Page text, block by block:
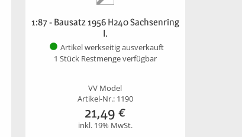
1:87 - Bausatz 1956 H240 Sachsenring
I.
Artikel werkseitig ausverkauft
1 Stück Restmenge verfügbar
VV Model
Artikel-Nr.: 1190
21,49 €
inkl. 19% MwSt.